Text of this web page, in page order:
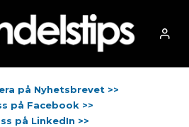
på Nyhetsbrevet >>
på Facebook >>
på LinkedIn >>